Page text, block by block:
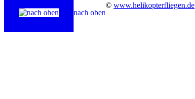
nach oben
© www.helikopterfliegen.de